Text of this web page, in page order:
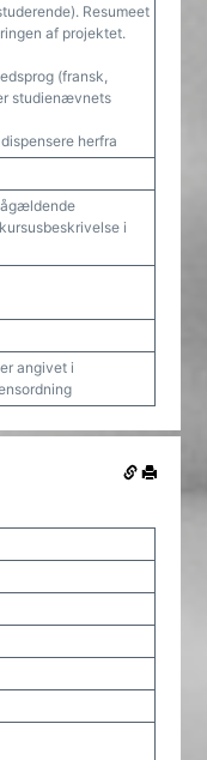
Resumeet
af projektet.
(fransk,
studienævnets
herfra
i
angivet i